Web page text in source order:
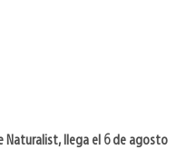
Naturalist, llega el 6 de agosto